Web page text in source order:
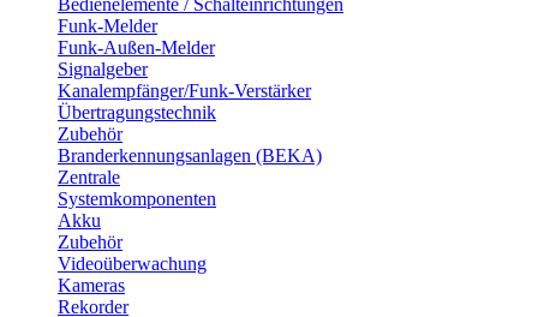
Funk-Melder
Funk-Außen-Melder
Signalgeber
Kanalempfänger/Funk-Verstärker
Übertragungstechnik
Zubehör
Branderkennungsanlagen (BEKA)
Zentrale
Systemkomponenten
Akku
Zubehör
Videoüberwachung
Kameras
Rekorder